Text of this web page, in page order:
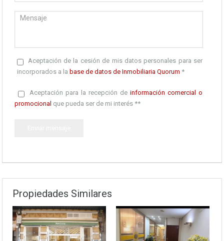
Aceptación de la cesión de mis datos personales para ser
incorporados a la base de datos de Inmobiliaria Quorum *
Aceptación para la recepción de información comercial o
promocional que pueda ser de mi interés **
Propiedades Similares